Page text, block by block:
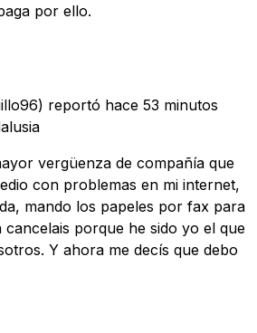
por ello.
reportó hace 53 minutos
vergüenza de compañía que
con problemas en mi internet,
mando los papeles por fax para
cancelais porque he sido yo el que
Y ahora me decís que debo